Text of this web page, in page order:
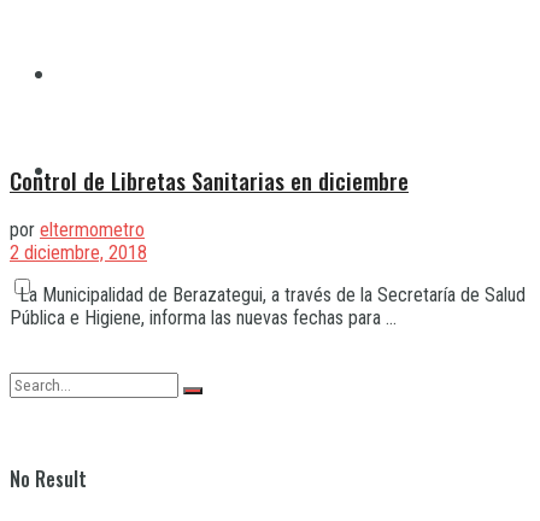
Varela
No Result
Control de Libretas Sanitarias en diciembre
por eltermometro
2 diciembre, 2018
La Municipalidad de Berazategui, a través de la Secretaría de Salud
Pública e Higiene, informa las nuevas fechas para ...